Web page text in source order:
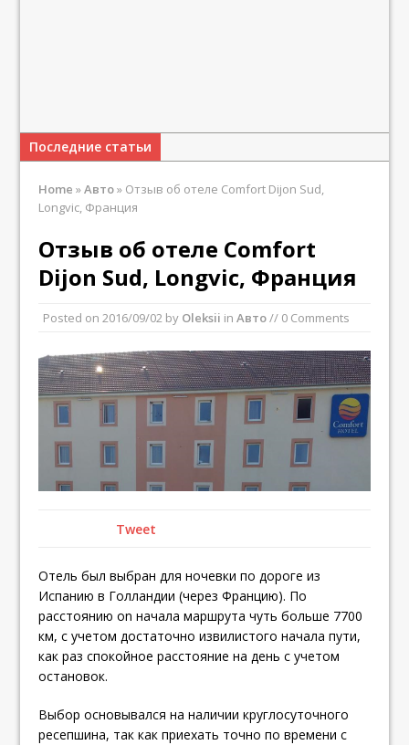
Последние статьи
Home »Авто» Отзыв об отеле Comfort Dijon Sud,
Longvic, Франция
Отзыв об отеле Comfort
Dijon Sud, Longvic, Франция
Posted on 2016/09/02 by Oleksii inАвто// 0 Comments
Tweet
Отель был выбран для ночевки по дороге из
Испанию в Голландии (через Францию). По
расстоянию оn начала маршрута чуть больше 7700
км, с учетом достаточно извилистого начала пути,
как раз спокойное расстояние на день с учетом
остановок.
Выбор основывался на наличии круглосуточного
ресепшина, так как приехать точно по времени с